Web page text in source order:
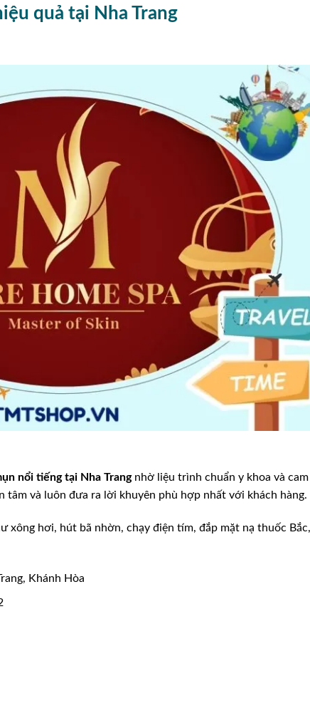
quả tại Nha Trang
nổi tiếng tại Nha Trangnhờ liệu trình chuẩn y khoa và cam
tâm và luôn đưa ra lời khuyên phù hợp nhất với khách hàng.
xông hơi, hút bã nhờn, chạy điện tím, đắp mặt nạ thuốc Bắc,
Khánh Hòa